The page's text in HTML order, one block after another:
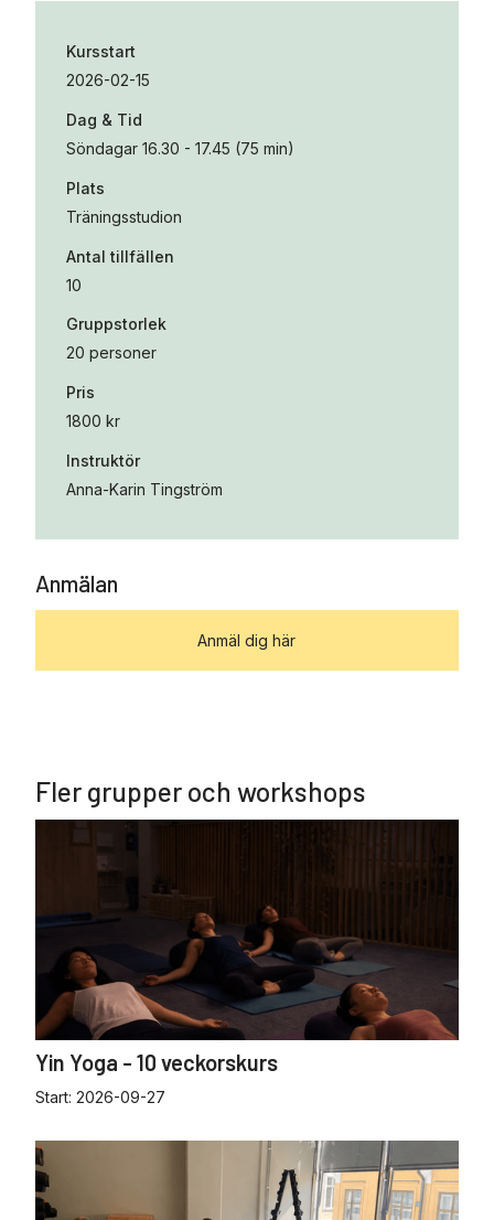
Kursstart
2026-02-15
Dag & Tid
Söndagar 16.30 - 17.45 (75 min)
Plats
Träningsstudion
Antal tillfällen
10
Gruppstorlek
20 personer
Pris
1800 kr
Instruktör
Anna-Karin Tingström
Anmälan
Anmäl dig här
Fler grupper och workshops
Yin Yoga - 10 veckorskurs
Start: 2026-09-27